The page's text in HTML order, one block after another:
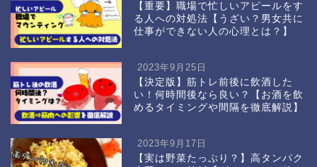
【重要】職場で忙しいアピールをす
る人への対処法【うざい？男女共に
仕事ができない人の心理とは？】
2023年9月25日
【決定版】筋トレ前後に飲酒した
い！何時間後なら良い？【お酒を飲
めるタイミングや間隔を徹底解説】
2023年9月17日
【実は野菜たっぷり？】高タンパク